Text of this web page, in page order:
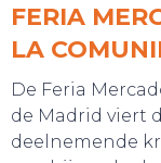
FERIA
LA
De Feria
de Madrid viert
deelnemende